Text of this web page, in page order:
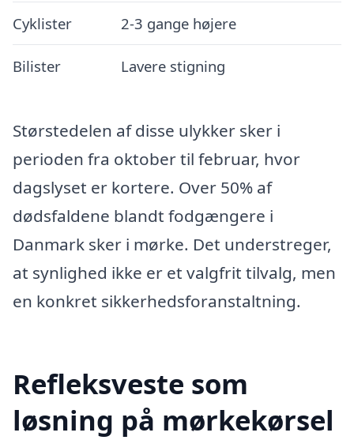
Cyklister 2-3 gange højere
Bilister Lavere stigning
Størstedelen af disse ulykker sker i
perioden fra oktober til februar, hvor
dagslyset er kortere. Over 50% af
dødsfaldene blandt fodgængere i
Danmark sker i mørke. Det understreger,
at synlighed ikke er et valgfrit tilvalg, men
en konkret sikkerhedsforanstaltning.
Refleksveste som
løsning på mørkekørsel